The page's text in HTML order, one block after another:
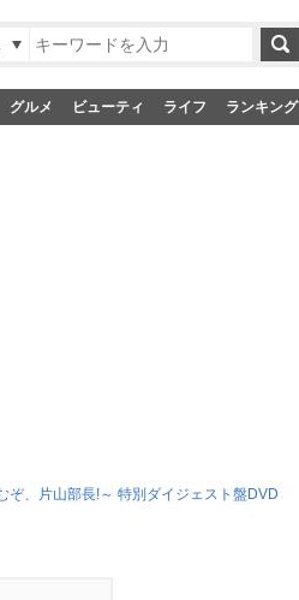
グルメ ビューティ ライフ ランキング
ぞ、片山部長!～ 特別ダイジェスト盤DVD